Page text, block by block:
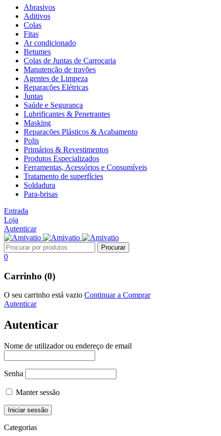
Abrasivos
Aditivos
Colas
Fitas
Ar condicionado
Betumes
Colas de Juntas de Carroçaria
Manutenção de travões
Agentes de Limpeza
Reparações Elétricas
Juntas
Saúde e Segurança
Lubrificantes & Penetrantes
Masking
Reparações Plásticos & Acabamento
Polis
Primários & Revestimentos
Produtos Especializados
Ferramentas, Acessórios e Consumíveis
Tratamento de superfícies
Soldadura
Para-brisas
Entrada
Loja
Autenticar
0
Carrinho (0)
O seu carrinho está vazio Continuar a Comprar
Autenticar
Autenticar
Nome de utilizador ou endereço de email
Senha
Manter sessão
Categorias